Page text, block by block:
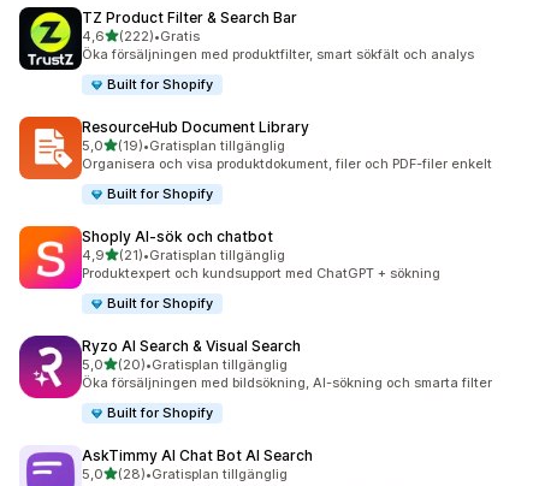
TZ Product Filter & Search Bar
4,6av 5 stjärnor
(222)
222 recensioner totalt
•Gratis
Öka försäljningen med produktfilter, smart sökfält och analys
Built for Shopify
ResourceHub Document Library
5,0av 5 stjärnor
(19)
19 recensioner totalt
•Gratisplan tillgänglig
Organisera och visa produktdokument, filer och PDF-filer enkelt
Built for Shopify
Shoply AI‑sök och chatbot
4,9av 5 stjärnor
(21)
21 recensioner totalt
•Gratisplan tillgänglig
Produktexpert och kundsupport med ChatGPT + sökning
Built for Shopify
Ryzo AI Search & Visual Search
5,0av 5 stjärnor
(20)
20 recensioner totalt
•Gratisplan tillgänglig
Öka försäljningen med bildsökning, AI-sökning och smarta filter
Built for Shopify
AskTimmy AI Chat Bot AI Search
5,0av 5 stjärnor
(28)
28 recensioner totalt
•Gratisplan tillgänglig